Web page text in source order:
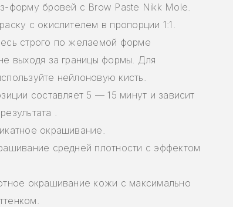
форму бровей с Brow Paste Nikk Mole.
с окислителем в пропорции 1:1.
строго по желаемой форме
выходя за границы формы. Для
нейлоновую кисть.
составляет 5 — 15 минут и зависит
.
окрашивание.
средней плотности с эффектом
окрашивание кожи с максимально